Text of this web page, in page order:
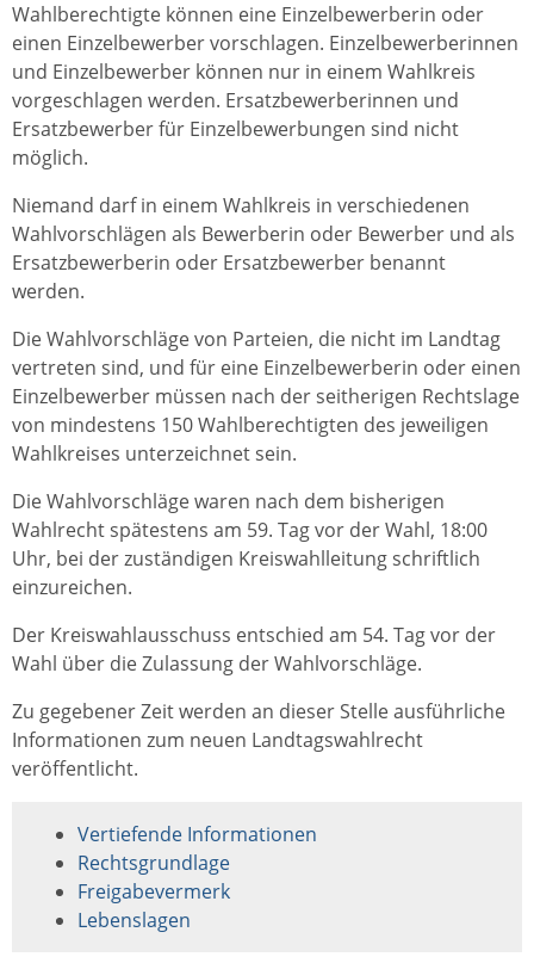
Wahlberechtigte können eine Einzelbewerberin oder
einen Einzelbewerber vorschlagen. Einzelbewerberinnen
und Einzelbewerber können nur in einem Wahlkreis
vorgeschlagen werden. Ersatzbewerberinnen und
Ersatzbewerber für Einzelbewerbungen sind nicht
möglich.
Niemand darf in einem Wahlkreis in verschiedenen
Wahlvorschlägen als Bewerberin oder Bewerber und als
Ersatzbewerberin oder Ersatzbewerber benannt
werden.
Die Wahlvorschläge von Parteien, die nicht im Landtag
vertreten sind, und für eine Einzelbewerberin oder einen
Einzelbewerber müssen nach der seitherigen Rechtslage
von mindestens 150 Wahlberechtigten des jeweiligen
Wahlkreises unterzeichnet sein.
Die Wahlvorschläge waren nach dem bisherigen
Wahlrecht spätestens am 59. Tag vor der Wahl, 18:00
Uhr, bei der zuständigen Kreiswahlleitung schriftlich
einzureichen.
Der Kreiswahlausschuss entschied am 54. Tag vor der
Wahl über die Zulassung der Wahlvorschläge.
Zu gegebener Zeit werden an dieser Stelle ausführliche
Informationen zum neuen Landtagswahlrecht
veröffentlicht.
Vertiefende Informationen
Rechtsgrundlage
Freigabevermerk
Lebenslagen